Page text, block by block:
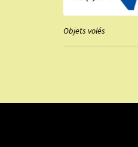
Objets volés